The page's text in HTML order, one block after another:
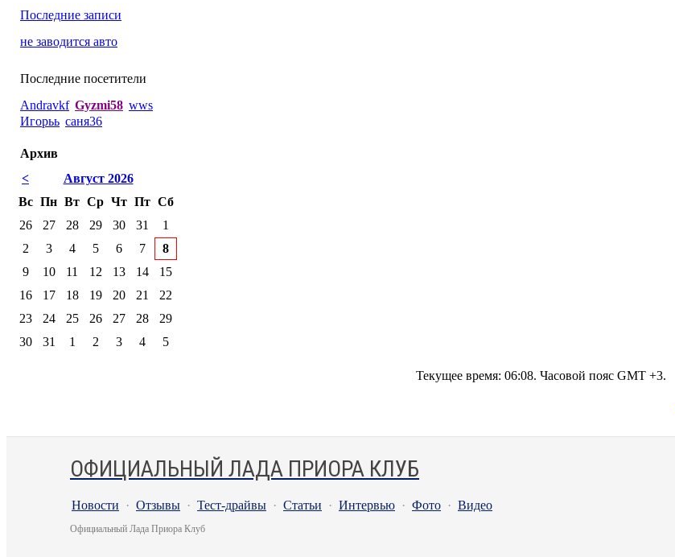
Последние записи
не заводится авто
Последние посетители
Andravkf Gyzmi58 wws
Игорьь саня36
Архив
<
Август 2026
Вс Пн Вт Ср Чт Пт Сб
26
27 28 29 30 31
1
2
3 4 5 6 7
8
9
10 11 12 13 14
15
16
17 18 19 20 21
22
23
24 25 26 27 28
29
30
31 1 2 3 4 5
Текущее время: 06:08. Часовой пояс GMT +3.
ОФИЦИАЛЬНЫЙ ЛАДА ПРИОРА КЛУБ
Новости · Отзывы · Тест-драйвы · Статьи · Интервью · Фото · Видео
Официальный Лада Приора Клуб